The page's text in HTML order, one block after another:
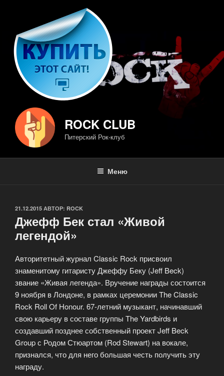
содержимому
ROCK CLUB
Питерский Рок-клуб
Меню
ОПУБЛИКОВАНО
21.12.2015 АВТОР: ROCK
Джефф Бек стал «Живой
легендой»
Авторитетный журнал Classic Rock присвоил
знаменитому гитаристу Джеффу Беку (Jeff Beck)
звание «Живая легенда». Вручение награды состоится
9 ноября в Лондоне, в рамках церемонии The Classic
Rock Roll Of Honour. 67-летний музыкант, начинавший
свою карьеру в составе группы The Yardbirds и
создавший позднее собственный проект Jeff Beck
Group с Родом Стюартом (Rod Stewart) на вокале,
признался, что для него большая честь получить эту
награду.